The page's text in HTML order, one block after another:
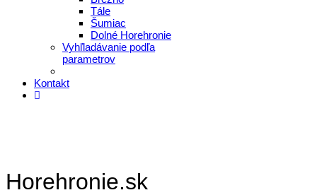
Tále
Šumiac
Dolné Horehronie
Vyhľladávanie podľa
parametrov
Kontakt
Horehronie.sk